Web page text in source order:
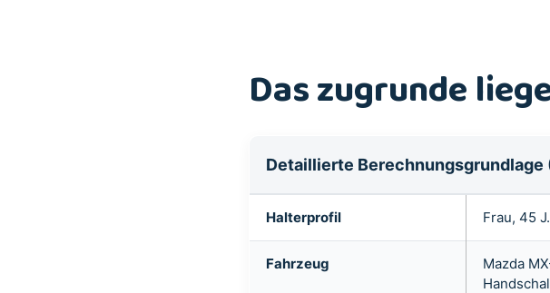
Das zugrunde
Detaillierte Berechnungsgrundlage
Halterprofil Frau, 45
Fahrzeug
Mazda